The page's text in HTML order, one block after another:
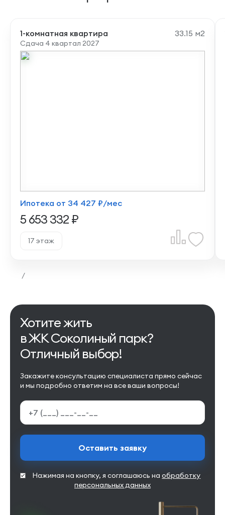
1-комнатная квартира 33.15 м2
Сдача 4 квартал 2027
Ипотека от 34 427 ₽/мес
5 653 332 ₽
17 этаж
/
Хотите жить
в ЖК Соколиный парк?
Отличный выбор!
Закажите консультацию специалиста прямо сейчас
и мы подробно ответим на все ваши вопросы!
Оставить заявку
Нажимая на кнопку, я соглашаюсь наобработку
персональных данных